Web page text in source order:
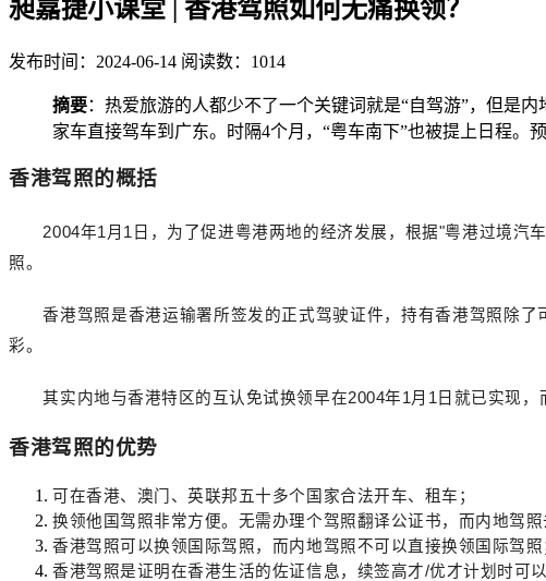
昶嘉捷小课堂 | 香港驾照如何无痛换领？
发布时间：2024-06-14 阅读数：1014
摘要：热爱旅游的人都少不了一个关键词就是“自驾游”，但是
家车直接驾车到广东。时隔4个月，“粤车南下”也被提上日程。
香港驾照的概括
2004年1月1日，为了促进粤港两地的经济发展，根据"粤港过境汽
照。
香港驾照是香港运输署所签发的正式驾驶证件，持有香港驾照除了
彩。
其实内地与香港特区的互认免试换领早在2004年1月1日就已实现，
香港驾照的优势
可在香港、澳门、英联邦五十多个国家合法开车、租车；
换领他国驾照非常方便。无需办理个驾照翻译公证书，而内地驾照
香港驾照可以换领国际驾照，而内地驾照不可以直接换领国际驾照
香港驾照是证明在香港生活的佐证信息，续签高才/优才计划时可